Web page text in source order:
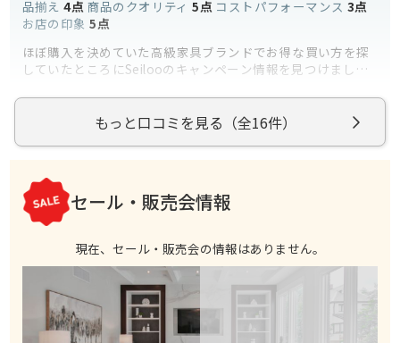
品揃え 4点 商品のクオリティ 5点 コストパフォーマンス 3点
お店の印象 5点
ほぼ購入を決めていた高級家具ブランドでお得な買い方を探
していたところにSeilooのキャンペーン情報を見つけまし
り難かったです。そして店舗公式サイトからの来店予約は前
日17時迄に申込み必要でしたがSeilooはそれ以降も可能で、
が、実際は自社ブランドの木製コースター1枚。公式サイトか
らの予約特典は同じコースター2枚だったので、Seilooを通し
た場合は1枚になるのねと思いました。笑
続きを読む
0 参考になった
もっと口コミを見る（全16件）
セール・販売会情報
現在、セール・販売会の情報はありません。